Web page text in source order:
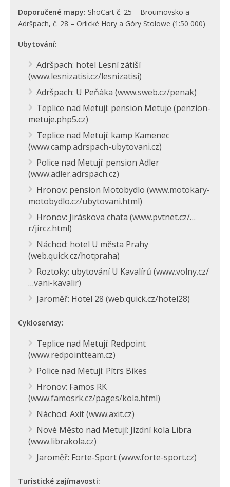
Doporučené mapy: ShoCart č. 25 – Broumovsko a
Adršpach, č. 28 – Orlické Hory a Góry Stolowe (1:50 000)
Ubytování:
Adršpach: hotel Lesní zátiší
(www.lesnizatisi.cz/lesnizatisi)
Adršpach: U Peňáka (www.sweb.cz/penak)
Teplice nad Metují: pension Metuje (penzion-
metuje.php5.cz)
Teplice nad Metují: kamp Kamenec
(www.camp.adrspach-ubytovani.cz)
Police nad Metují: pension Adler
(www.adler.adrspach.cz)
Hronov: pension Motobydlo (www.motokary-
motobydlo.cz/ubytovani.html)
Hronov: Jiráskova chata (www.pvtnet.cz/…
r/jircz.html)
Náchod: hotel U města Prahy
(web.quick.cz/hot­praha)
Roztoky: ubytování U Kavalírů (www.volny.cz/
…vani-kavalir)
Jaroměř: Hotel 28 (web.quick.cz/ho­tel28)
Cykloservisy:
Teplice nad Metují: Redpoint
(www.redpointteam.cz)
Police nad Metují: Pítrs Bikes
Hronov: Famos RK
(www.famosrk.cz/pages/kola.html)
Náchod: Axit (www.axit.cz)
Nové Město nad Metují: Jízdní kola Libra
(www.librakola.cz)
Jaroměř: Forte-Sport (www.forte-sport.cz)
Turistické zajímavosti: